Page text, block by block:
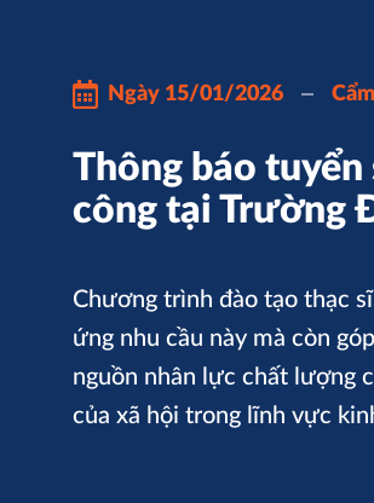
Ngày 15/01/2026
Thông báo
công tại Trường
Chương trình đào tạo thạc
ứng nhu cầu này mà còn
nguồn nhân lực chất lượng
của xã hội trong lĩnh vực